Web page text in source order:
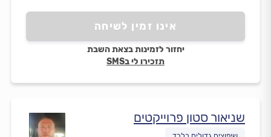
אינו זמין לשיחה
יחזור לזמינות בצאת השבת
תזכירו לי בSMS
שניאור סטון פרוייקטים